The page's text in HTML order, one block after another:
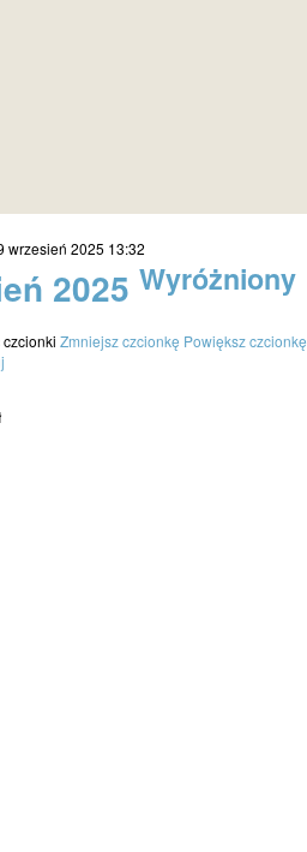
wrzesień 2025 13:32
2025 Wyróżniony
Zmniejsz czcionkę Powiększ czcionkę